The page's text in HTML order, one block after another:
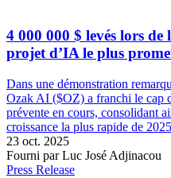
4 000 000 $ levés lors
projet d’IA le plus
Dans une démonstration
Ozak AI ($OZ) a franchi le cap
prévente en cours, consolidant
croissance la plus rapide de
23 oct. 2025
Fourni par Luc José Adjinacou
Press Release